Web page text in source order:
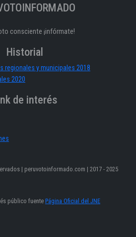
consciente ¡infórmate!
Historial
regionales y municipales 2018
2020
de interés
| peruvotoinformado.com | 2017 - 2025
público fuente Página Oficial del JNE